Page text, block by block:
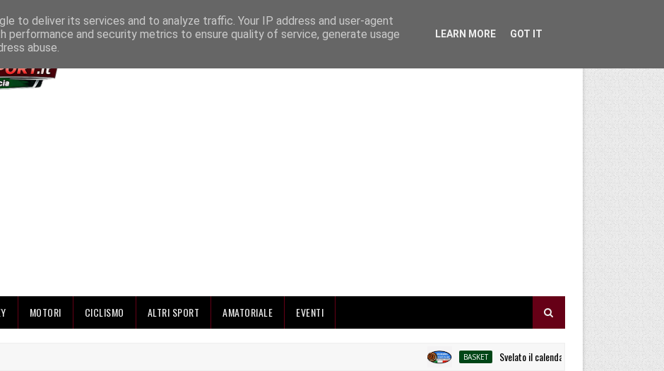
MOTORI CICLISMO ALTRI SPORT AMATORIALE EVENTI
BASKET Svelato il calendario la Polisportiva Galli debutta
to deliver its services and to analyze traffic. Your IP address and user-agent
performance and security metrics to ensure quality of service, generate usage
abuse.
LEARN MORE GOT IT